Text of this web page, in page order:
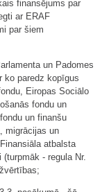
finansējums par
ar ERAF
par šiem
un Padomes
ko paredz kopīgus
Eiropas Sociālo
fondu un
un finanšu
migrācijas un
atbalsta
- regula Nr.